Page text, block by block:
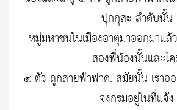
ปุกกุสะ ลำดับนั้น
หมู่มหาชนในเมืองอาตุมาออกมาแล้
สองพี่น้องนั้นและโ
๔ ตัว ถูกสายฟ้าฟาด. สมัยนั้น เราออ
จงกรมอยู่ในที่แจ้ง